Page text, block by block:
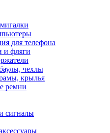
для телефона
и фляги
чехлы
крылья
ремни
сигналы